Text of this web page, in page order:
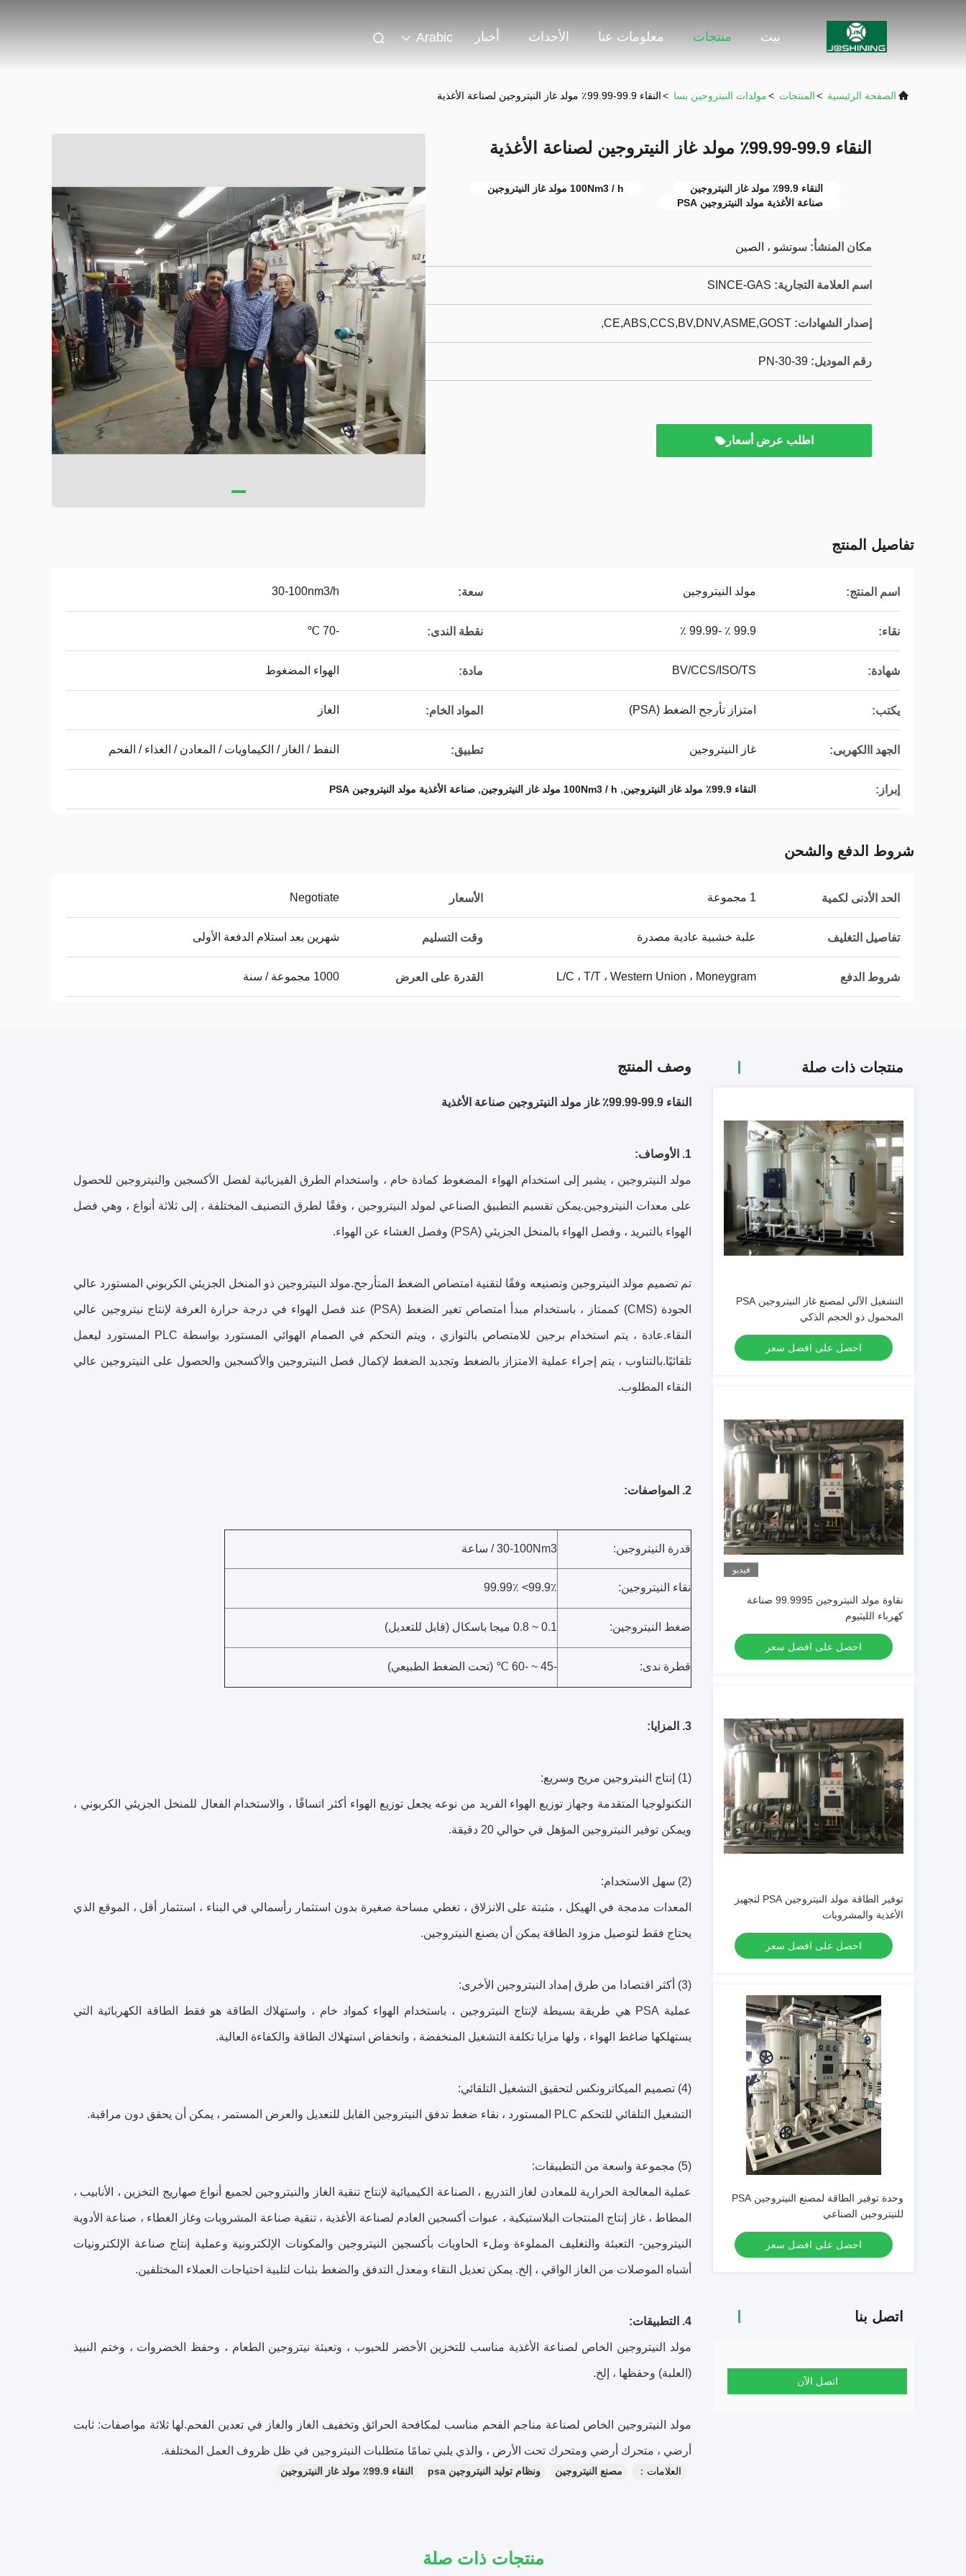
بيت منتجات معلومات عنا الأحداث أخبار Arabic
الصفحة الرئيسية >المنتجات >مولدات النيتروجين بسا >النقاء 99.9-99.99٪ مولد غاز النيتروجين لصناعة الأغذية
النقاء 99.9-99.99٪ مولد غاز النيتروجين لصناعة الأغذية
النقاء 99.9٪ مولد غاز النيتروجين
100Nm3 / h مولد غاز النيتروجين
صناعة الأغذية مولد النيتروجين PSA
مكان المنشأ: سوتشو ، الصين
اسم العلامة التجارية: SINCE-GAS
إصدار الشهادات: CE,ABS,CCS,BV,DNV,ASME,GOST,
رقم الموديل: PN-30-39
اطلب عرض أسعار
تفاصيل المنتج
اسم المنتج: مولد النيتروجين سعة: 30-100nm3/h
نقاء: 99.9 ٪ -99.99 ٪ نقطة الندى: -70 ℃
شهادة: BV/CCS/ISO/TS مادة: الهواء المضغوط
يكتب: امتزاز تأرجح الضغط (PSA) المواد الخام: الغاز
الجهد االكهربى: غاز النيتروجين تطبيق: النفط / الغاز / الكيماويات / المعادن / الغذاء / الفحم
إبراز: النقاء 99.9٪ مولد غاز النيتروجين , 100Nm3 / h مولد غاز النيتروجين , صناعة الأغذية مولد النيتروجين PSA
شروط الدفع والشحن
الحد الأدنى لكمية 1 مجموعة الأسعار Negotiate
تفاصيل التغليف علبة خشبية عادية مصدرة وقت التسليم شهرين بعد استلام الدفعة الأولى
شروط الدفع L/C ، T/T ، Western Union ، Moneygram القدرة على العرض 1000 مجموعة / سنة
منتجات ذات صلة
التشغيل الآلي لمصنع غاز النيتروجين PSA
المحمول ذو الحجم الذكي
احصل على افضل سعر
فيديو
نقاوة مولد النيتروجين 99.9995 صناعة
كهرباء الليثيوم
احصل على افضل سعر
توفير الطاقة مولد النيتروجين PSA لتجهيز
الأغذية والمشروبات
احصل على افضل سعر
وحدة توفير الطاقة لمصنع النيتروجين PSA
للنيتروجين الصناعي
احصل على افضل سعر
اتصل بنا
اتصل الآن
وصف المنتج
النقاء 99.9-99.99٪ غاز مولد النيتروجين صناعة الأغذية
1. الأوصاف:
مولد النيتروجين ، يشير إلى استخدام الهواء المضغوط كمادة خام ، واستخدام الطرق الفيزيائية لفصل الأكسجين والنيتروجين للحصول
على معدات النيتروجين.يمكن تقسيم التطبيق الصناعي لمولد النيتروجين ، وفقًا لطرق التصنيف المختلفة ، إلى ثلاثة أنواع ، وهي فصل
الهواء بالتبريد ، وفصل الهواء بالمنخل الجزيئي (PSA) وفصل الغشاء عن الهواء.
تم تصميم مولد النيتروجين وتصنيعه وفقًا لتقنية امتصاص الضغط المتأرجح.مولد النيتروجين ذو المنخل الجزيئي الكربوني المستورد عالي
الجودة (CMS) كممتاز ، باستخدام مبدأ امتصاص تغير الضغط (PSA) عند فصل الهواء في درجة حرارة الغرفة لإنتاج نيتروجين عالي
النقاء.عادة ، يتم استخدام برجين للامتصاص بالتوازي ، ويتم التحكم في الصمام الهوائي المستورد بواسطة PLC المستورد ليعمل
تلقائيًا.بالتناوب ، يتم إجراء عملية الامتزاز بالضغط وتجديد الضغط لإكمال فصل النيتروجين والأكسجين والحصول على النيتروجين عالي
النقاء المطلوب.
2. المواصفات:
قدرة النيتروجين: 30-100Nm3 / ساعة
نقاء النيتروجين: 99.9٪> 99.99٪
ضغط النيتروجين: 0.1 ~ 0.8 ميجا باسكال (قابل للتعديل)
قطرة ندى: -45 ~ -60 ℃ (تحت الضغط الطبيعي)
3. المزايا:
(1) إنتاج النيتروجين مريح وسريع:
التكنولوجيا المتقدمة وجهاز توزيع الهواء الفريد من نوعه يجعل توزيع الهواء أكثر اتساقًا ، والاستخدام الفعال للمنخل الجزيئي الكربوني ،
ويمكن توفير النيتروجين المؤهل في حوالي 20 دقيقة.
(2) سهل الاستخدام:
المعدات مدمجة في الهيكل ، مثبتة على الانزلاق ، تغطي مساحة صغيرة بدون استثمار رأسمالي في البناء ، استثمار أقل ، الموقع الذي
يحتاج فقط لتوصيل مزود الطاقة يمكن أن يصنع النيتروجين.
(3) أكثر اقتصادا من طرق إمداد النيتروجين الأخرى:
عملية PSA هي طريقة بسيطة لإنتاج النيتروجين ، باستخدام الهواء كمواد خام ، واستهلاك الطاقة هو فقط الطاقة الكهربائية التي
يستهلكها ضاغط الهواء ، ولها مزايا تكلفة التشغيل المنخفضة ، وانخفاض استهلاك الطاقة والكفاءة العالية.
(4) تصميم الميكاترونكس لتحقيق التشغيل التلقائي:
التشغيل التلقائي للتحكم PLC المستورد ، نقاء ضغط تدفق النيتروجين القابل للتعديل والعرض المستمر ، يمكن أن يحقق دون مراقبة.
(5) مجموعة واسعة من التطبيقات:
عملية المعالجة الحرارية للمعادن لغاز التدريع ، الصناعة الكيميائية لإنتاج تنقية الغاز والنيتروجين لجميع أنواع صهاريج التخزين ، الأنابيب ،
المطاط ، غاز إنتاج المنتجات البلاستيكية ، عبوات أكسجين العادم لصناعة الأغذية ، تنقية صناعة المشروبات وغاز الغطاء ، صناعة الأدوية
النيتروجين- التعبئة والتغليف المملوءة وملء الحاويات بأكسجين النيتروجين والمكونات الإلكترونية وعملية إنتاج صناعة الإلكترونيات
أشباه الموصلات من الغاز الواقي ، إلخ. يمكن تعديل النقاء ومعدل التدفق والضغط بثبات لتلبية احتياجات العملاء المختلفين.
4. التطبيقات:
مولد النيتروجين الخاص لصناعة الأغذية مناسب للتخزين الأخضر للحبوب ، وتعبئة نيتروجين الطعام ، وحفظ الخضروات ، وختم النبيذ
(العلبة) وحفظها ، إلخ.
مولد النيتروجين الخاص لصناعة مناجم الفحم مناسب لمكافحة الحرائق وتخفيف الغاز والغاز في تعدين الفحم.لها ثلاثة مواصفات: ثابت
أرضي ، متحرك أرضي ومتحرك تحت الأرض ، والذي يلبي تمامًا متطلبات النيتروجين في ظل ظروف العمل المختلفة.
العلامات： مصنع النيتروجين ونظام توليد النيتروجين psa النقاء 99.9٪ مولد غاز النيتروجين
منتجات ذات صلة